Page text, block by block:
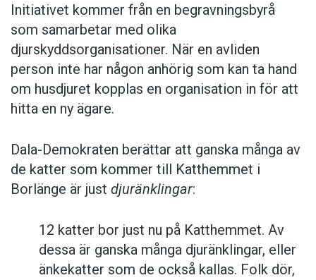
Initiativet kommer från en begravningsbyrå
som samarbetar med olika
djurskyddsorganisationer. När en avliden
person inte har någon anhörig som kan ta hand
om husdjuret kopplas en organisation in för att
hitta en ny ägare.
Dala-Demokraten berättar att ganska många av
de katter som kommer till Katthemmet i
Borlänge är just djuränklingar:
12 katter bor just nu på Katthemmet. Av
dessa är ganska många djuränklingar, eller
änkekatter som de också kallas. Folk dör,